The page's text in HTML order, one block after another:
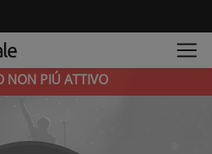
NON PIÚ ATTIVO